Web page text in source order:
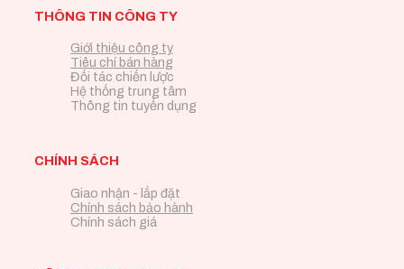
THÔNG TIN CÔNG TY
Giới thiệu công ty
Tiêu chí bán hàng
Đối tác chiến lược
Hệ thống trung tâm
Thông tin tuyển dụng
CHÍNH SÁCH
Giao nhận - lắp đặt
Chính sách bảo hành
Chính sách giá